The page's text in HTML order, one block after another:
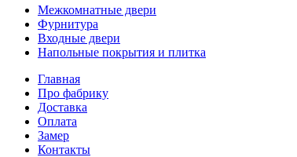
Межкомнатные двери
Фурнитура
Входные двери
Напольные покрытия и плитка
Главная
Про фабрику
Доставка
Оплата
Замер
Контакты